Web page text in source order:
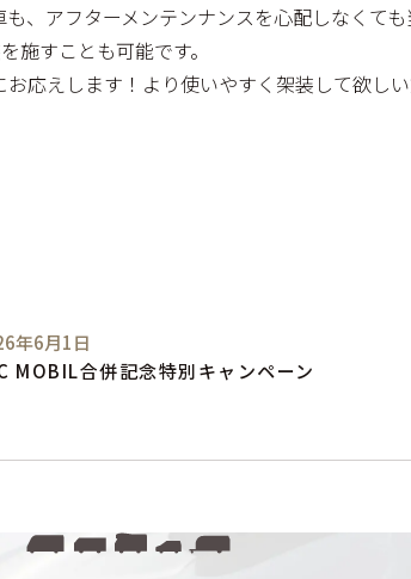
、アフターメンテンナンスを心配しなくて
施すことも可能です。
応えします！より使いやすく架装して欲し
年6月1日
MOBIL合併記念特別キャンペーン